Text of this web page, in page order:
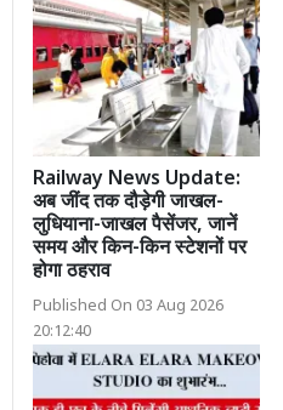
Railway News Update:
अब जींद तक दौड़ेगी जाखल-
लुधियाना-जाखल पैसेंजर, जानें
समय और किन-किन स्टेशनों पर
होगा ठहराव
Published On 03 Aug 2026
20:12:40